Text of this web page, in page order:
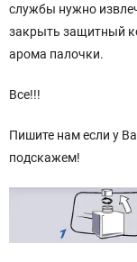
службы нужно
закрыть защитный
арома палочки.
Все!!!
Пишите нам если у
подскажем!